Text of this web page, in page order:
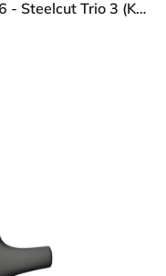
HÅG Capisco 8106 - Steelcut Trio 3 (Kvadrat) - Wolle / Polyamid - STT383 - Charcoal - Silber - 150mm (Sitzhöhe 40-55cm) - Harte Rollen für weiche Böden